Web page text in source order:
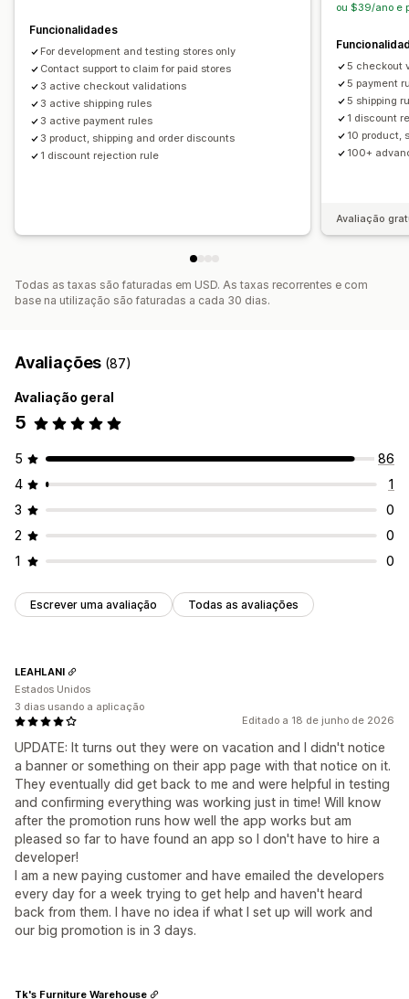
Gestão de descontos
Ferramenta do editor Modelos Edição em lote
Código personalizado Localização
Acionadores e regras Direcionamento
Geolocalização
Segmentação
Funcionalidades
For development and testing stores only
Contact support to claim for paid stores
3 active checkout validations
3 active shipping rules
3 active payment rules
3 product, shipping and order discounts
1 discount rejection rule
ou $39/ano e
5 checkout
5 payment
5 shipping
1 discount
10 product,
100+
Avaliação
Todas as taxas são faturadas em USD. As taxas recorrentes e com
base na utilização são faturadas a cada 30 dias.
Avaliações (87)
Avaliação geral
5
5
86
4
1
3
0
2
0
1
0
Escrever uma avaliação Todas as avaliações
Editado a 18 de junho de 2026
UPDATE: It turns out they were on vacation and I didn't notice
a banner or something on their app page with that notice on it.
They eventually did get back to me and were helpful in testing
and confirming everything was working just in time! Will know
after the promotion runs how well the app works but am
pleased so far to have found an app so I don't have to hire a
developer!
I am a new paying customer and have emailed the developers
every day for a week trying to get help and haven't heard
back from them. I have no idea if what I set up will work and
our big promotion is in 3 days.
LEAHLANI
Estados Unidos
3 dias usando a aplicação
Tk's Furniture Warehouse